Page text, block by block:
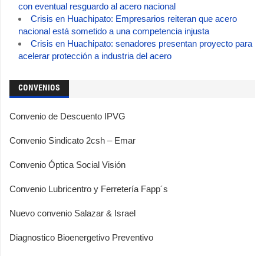
con eventual resguardo al acero nacional
Crisis en Huachipato: Empresarios reiteran que acero
nacional está sometido a una competencia injusta
Crisis en Huachipato: senadores presentan proyecto para
acelerar protección a industria del acero
CONVENIOS
Convenio de Descuento IPVG
Convenio Sindicato 2csh – Emar
Convenio Óptica Social Visión
Convenio Lubricentro y Ferretería Fapp´s
Nuevo convenio Salazar & Israel
Diagnostico Bioenergetivo Preventivo